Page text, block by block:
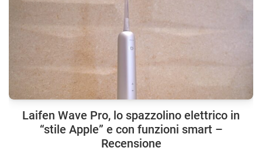
Laifen Wave Pro, lo spazzolino elettrico in
“stile Apple” e con funzioni smart –
Recensione